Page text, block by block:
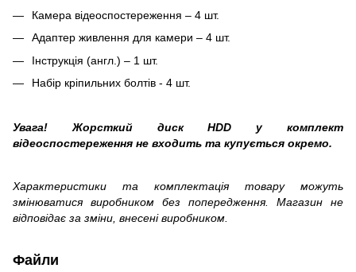
Камера відеоспостереження – 4 шт.
Адаптер живлення для камери – 4 шт.
Інструкція (англ.) – 1 шт.
Набір кріпильних болтів - 4 шт.
Увага! Жорсткий диск HDD у комплект
відеоспостереження не входить та купується окремо.
Характеристики та комплектація товару можуть
змінюватися виробником без попередження. Магазин не
відповідає за зміни, внесені виробником.
Файли